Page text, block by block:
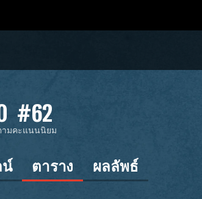
ม
#62
คะแนนนิยม
น์ ตาราง ผลลัพธ์